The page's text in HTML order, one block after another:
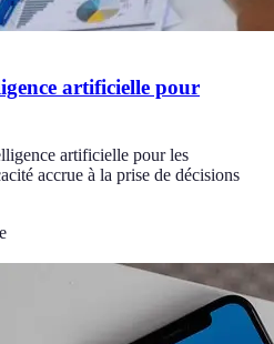
artificielle pour
artificielle pour les
accrue à la prise de décisions